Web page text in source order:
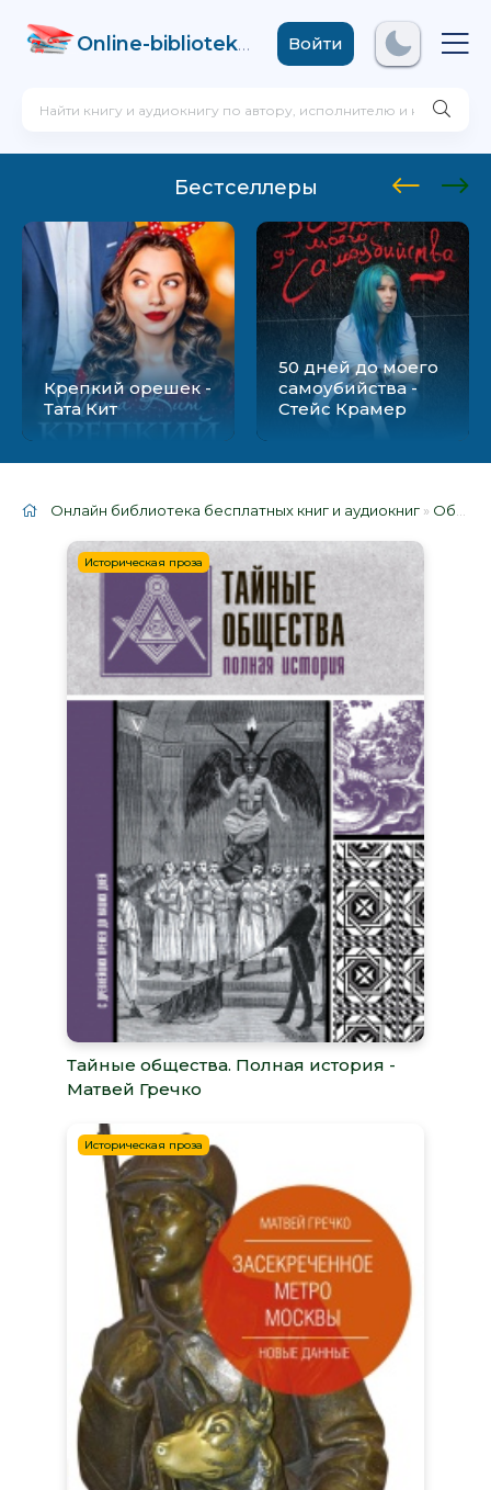
Online-biblioteka .comВойти
Бестселлеры
Крепкий орешек -
Тата Кит
50 дней до моего
самоубийства -
Стейс Крамер
Онлайн библиотека бесплатных книг и аудиокниг » Облако тегов
Историческая проза
Тайные общества. Полная история -
Матвей Гречко
Историческая проза